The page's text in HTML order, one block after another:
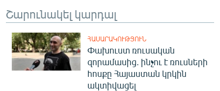
Շարունակել կարդալ
ՀԱՍԱՐԱԿՈՒԹՅՈՒՆ
Փախուստ ռուսական
զորամասից. ինչու է ռուսների
հոսքը Հայաստան կրկին
ակտիվացել